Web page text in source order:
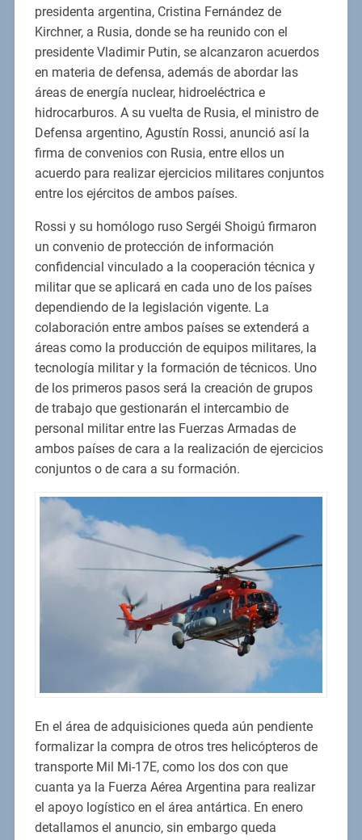
presidenta argentina, Cristina Fernández de
Kirchner, a Rusia, donde se ha reunido con el
presidente Vladimir Putin, se alcanzaron acuerdos
en materia de defensa, además de abordar las
áreas de energía nuclear, hidroeléctrica e
hidrocarburos. A su vuelta de Rusia, el ministro de
Defensa argentino, Agustín Rossi, anunció así la
firma de convenios con Rusia, entre ellos un
acuerdo para realizar ejercicios militares conjuntos
entre los ejércitos de ambos países.
Rossi y su homólogo ruso Sergéi Shoigú firmaron
un convenio de protección de información
confidencial vinculado a la cooperación técnica y
militar que se aplicará en cada uno de los países
dependiendo de la legislación vigente. La
colaboración entre ambos países se extenderá a
áreas como la producción de equipos militares, la
tecnología militar y la formación de técnicos. Uno
de los primeros pasos será la creación de grupos
de trabajo que gestionarán el intercambio de
personal militar entre las Fuerzas Armadas de
ambos países de cara a la realización de ejercicios
conjuntos o de cara a su formación.
En el área de adquisiciones queda aún pendiente
formalizar la compra de otros tres helicópteros de
transporte Mil Mi-17E, como los dos con que
cuanta ya la Fuerza Aérea Argentina para realizar
el apoyo logístico en el área antártica. En enero
detallamos el anuncio, sin embargo queda